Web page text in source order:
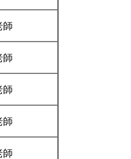
師
師
師
師
師